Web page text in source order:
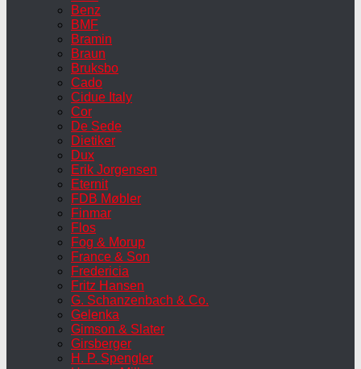
Benz
BMF
Bramin
Braun
Bruksbo
Cado
Cidue Italy
Cor
De Sede
Dietiker
Dux
Erik Jorgensen
Eternit
FDB Møbler
Finmar
Flos
Fog & Morup
France & Son
Fredericia
Fritz Hansen
G. Schanzenbach & Co.
Gelenka
Gimson & Slater
Girsberger
H. P. Spengler